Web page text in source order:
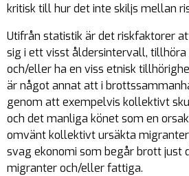
kritisk till hur det inte skiljs mellan
Utifrån statistik är det riskfaktorer
sig i ett visst åldersintervall, tillhöra
och/eller ha en viss etnisk
är något annat att i
genom att exempelvis kollektivt
och det manliga könet som en
omvänt kollektivt ursäkta
svag ekonomi som begår brott just
migranter och/eller fattiga.